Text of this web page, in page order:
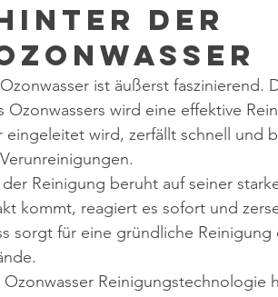
der
ist äußerst faszinierend.
wird eine effektive
eingeleitet wird, zerfällt schnell und
Reinigung beruht auf seiner
kommt, reagiert es sofort und
sorgt für eine gründliche Reinigung
Reinigungstechnologie